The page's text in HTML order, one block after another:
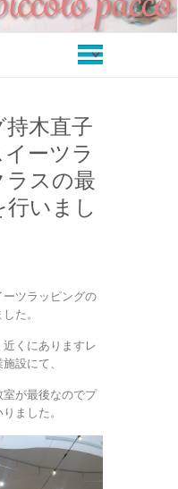
木直子
ーツラ
ラスの最
いまし
ツラッピングの
た。
くにありますレ
設にて、
が最後なのでプ
ました。